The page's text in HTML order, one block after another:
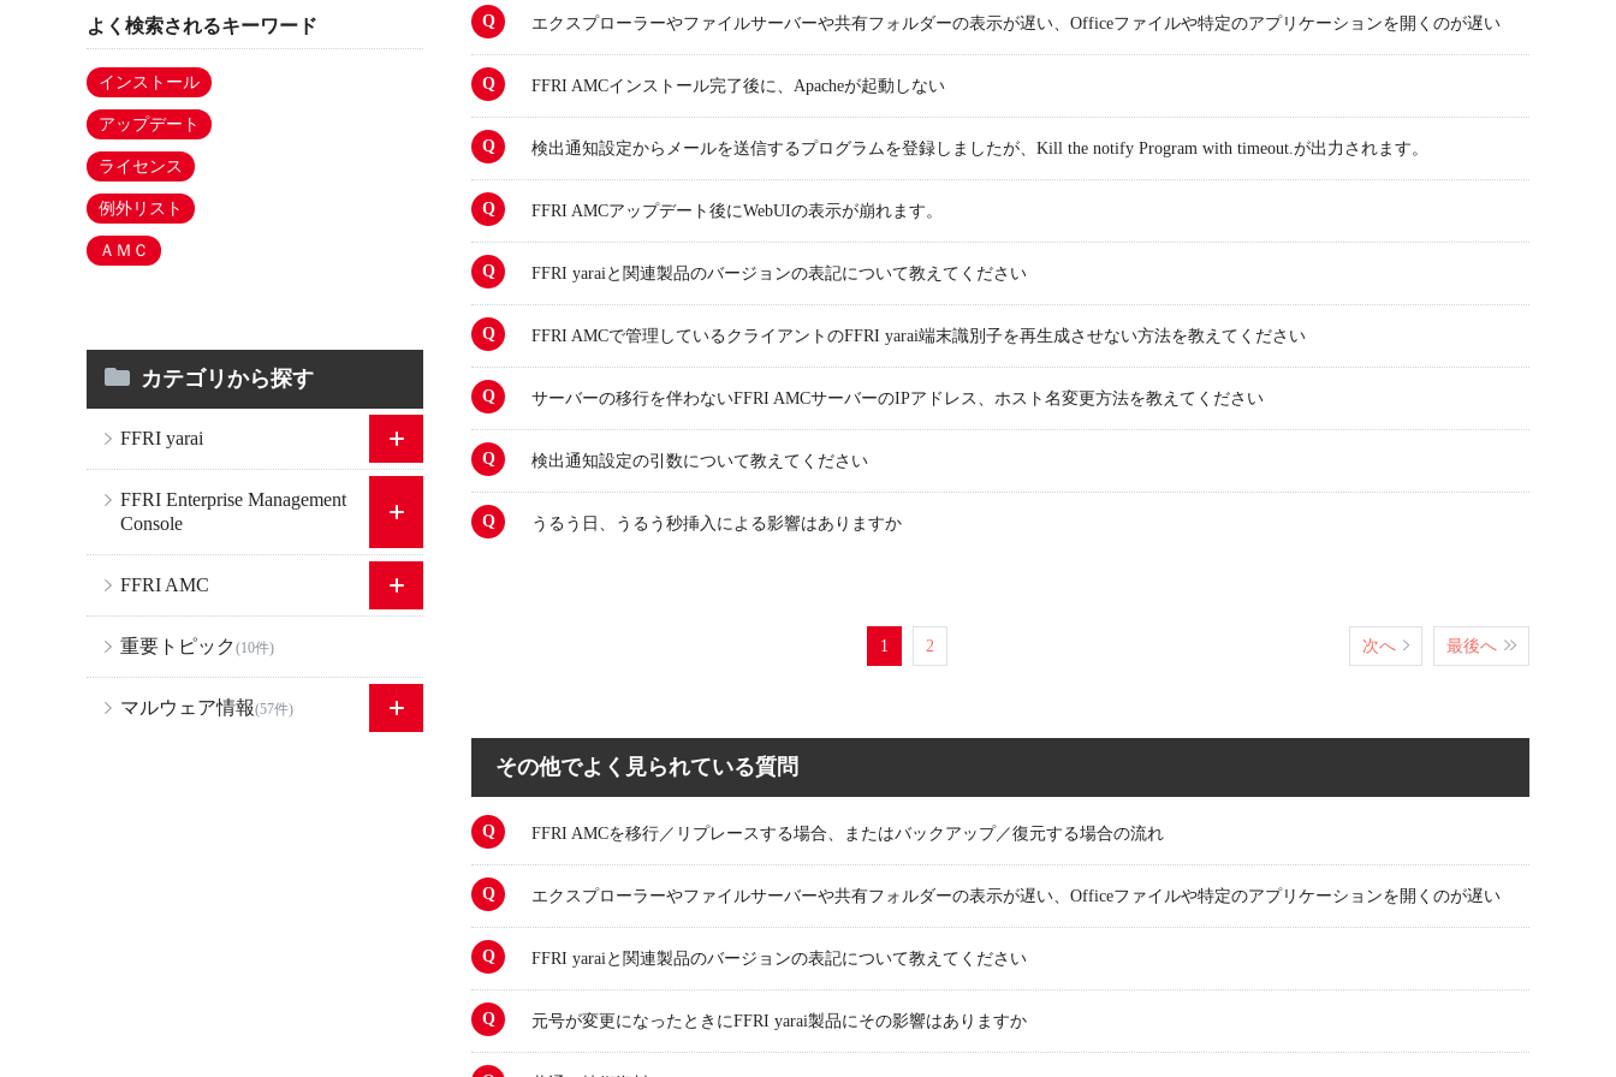
よく検索されるキーワード
インストール
アップデート
ライセンス
例外リスト
ＡＭＣ
カテゴリから探す
FFRI yarai
FFRI Enterprise Management
Console
FFRI AMC
重要トピック (10件)
マルウェア情報(57件)
エクスプローラーやファイルサーバーや共有フォルダーの表示が遅い、Officeファイルや特定のアプリケーションを開くのが遅い
FFRI AMCインストール完了後に、Apacheが起動しない
検出通知設定からメールを送信するプログラムを登録しましたが、Kill the notify Program with timeout.が出力されます。
FFRI AMCアップデート後にWebUIの表示が崩れます。
FFRI yaraiと関連製品のバージョンの表記について教えてください
FFRI AMCで管理しているクライアントのFFRI yarai端末識別子を再生成させない方法を教えてください
サーバーの移行を伴わないFFRI AMCサーバーのIPアドレス、ホスト名変更方法を教えてください
検出通知設定の引数について教えてください
うるう日、うるう秒挿入による影響はありますか
1 2 次へ 最後へ
その他でよく見られている質問
FFRI AMCを移行／リプレースする場合、またはバックアップ／復元する場合の流れ
エクスプローラーやファイルサーバーや共有フォルダーの表示が遅い、Officeファイルや特定のアプリケーションを開くのが遅い
FFRI yaraiと関連製品のバージョンの表記について教えてください
元号が変更になったときにFFRI yarai製品にその影響はありますか